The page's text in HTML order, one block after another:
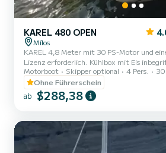
KAREL 480 OPEN
Mílos
KAREL 4,8 Meter mit 30 PS-Motor und
Lizenz erforderlich. Kühlbox mit Eis
Motorboot
Skipper optional 4 Pers. 30
Ohne Führerschein
ab $288,38